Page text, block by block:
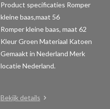
Product specificaties Romper
kleine baas,maat 56
Romper kleine baas, maat 62
Kleur Groen Materiaal Katoen
Gemaakt in Nederland Merk
locatie Nederland.
Bekijk details